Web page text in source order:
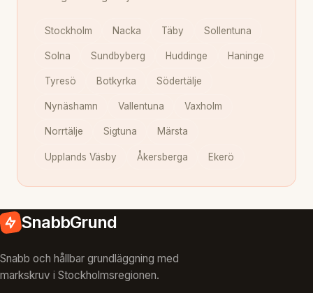
Stockholm Nacka Täby Sollentuna
Solna Sundbyberg Huddinge Haninge
Tyresö Botkyrka Södertälje
Nynäshamn Vallentuna Vaxholm
Norrtälje Sigtuna Märsta
Upplands Väsby Åkersberga Ekerö
SnabbGrund
Snabb och hållbar grundläggning med
markskruv i Stockholmsregionen.